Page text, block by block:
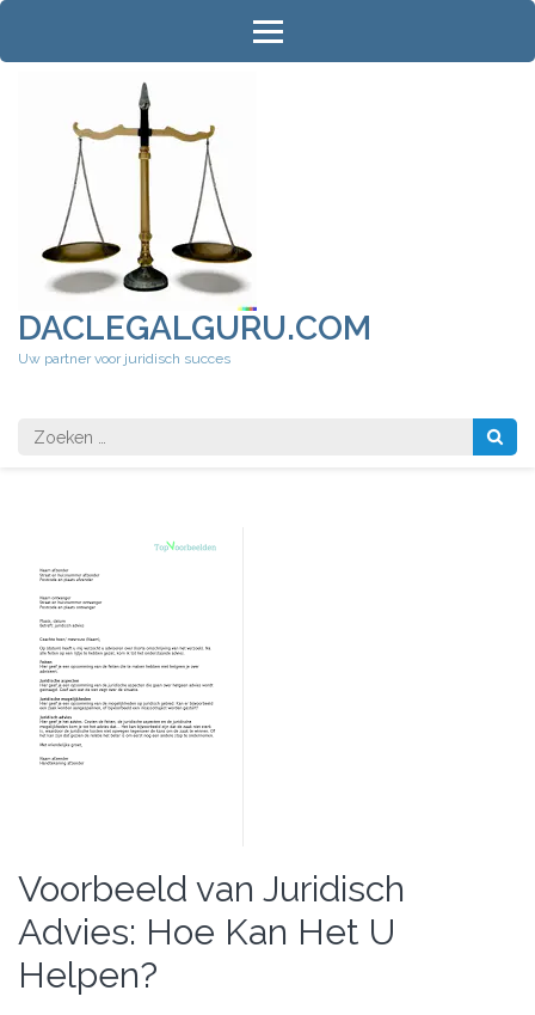
Ga
inhoud
DACLEGALGURU.COM
Uw partner voor juridisch succes
Zoeken
naar:
Voorbeeld van Juridisch
Advies: Hoe Kan Het U
Helpen?